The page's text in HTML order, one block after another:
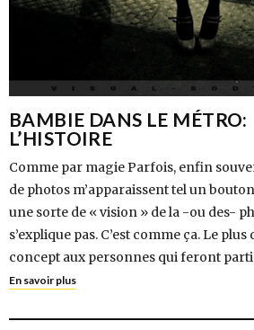
BAMBIE DANS LE MÉTRO:
L’HISTOIRE
Comme par magie Parfois, enfin
de photos m’apparaissent tel un
une sorte de « vision » de la -ou des-
s’explique pas. C’est comme ça. Le
concept aux personnes qui feront
En savoir plus